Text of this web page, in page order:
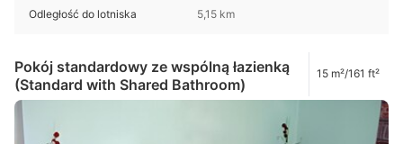
Odległość do lotniska 5,15 km
Pokój standardowy ze wspólną łazienką
(Standard with Shared Bathroom)
15 m²/161 ft²